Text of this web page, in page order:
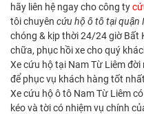
hãy liên hệ ngay cho công ty
tôi chuyên cứu hộ ô tô tại quận
chóng & kịp thời 24/24 giờ Bất
chữa, phục hồi xe cho quý
Xe cứu hộ tại Nam Từ Liêm
để phục vụ khách hàng tốt
Xe cứu hộ ô tô Nam Từ Liêm
kéo và tời có nhiệm vụ chính